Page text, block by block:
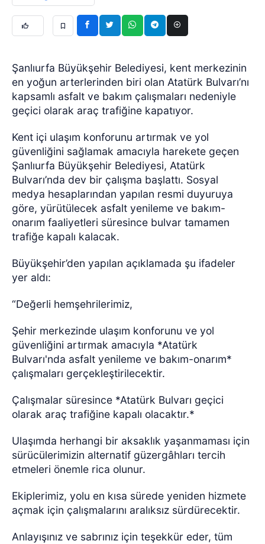
Şanlıurfa Büyükşehir Belediyesi, kent merkezinin
en yoğun arterlerinden biri olan Atatürk Bulvarı’nı
kapsamlı asfalt ve bakım çalışmaları nedeniyle
geçici olarak araç trafiğine kapatıyor.
Kent içi ulaşım konforunu artırmak ve yol
güvenliğini sağlamak amacıyla harekete geçen
Şanlıurfa Büyükşehir Belediyesi, Atatürk
Bulvarı’nda dev bir çalışma başlattı. Sosyal
medya hesaplarından yapılan resmi duyuruya
göre, yürütülecek asfalt yenileme ve bakım-
onarım faaliyetleri süresince bulvar tamamen
trafiğe kapalı kalacak.
Büyükşehir’den yapılan açıklamada şu ifadeler
yer aldı:
“Değerli hemşehrilerimiz,
Şehir merkezinde ulaşım konforunu ve yol
güvenliğini artırmak amacıyla *Atatürk
Bulvarı'nda asfalt yenileme ve bakım-onarım*
çalışmaları gerçekleştirilecektir.
Çalışmalar süresince *Atatürk Bulvarı geçici
olarak araç trafiğine kapalı olacaktır.*
Ulaşımda herhangi bir aksaklık yaşanmaması için
sürücülerimizin alternatif güzergâhları tercih
etmeleri önemle rica olunur.
Ekiplerimiz, yolu en kısa sürede yeniden hizmete
açmak için çalışmalarını aralıksız sürdürecektir.
Anlayışınız ve sabrınız için teşekkür eder, tüm